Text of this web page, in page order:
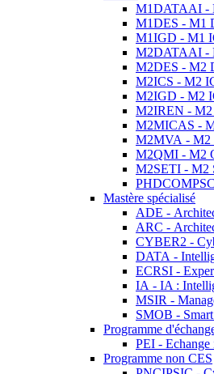
M1DATAAI -
M1DES - M1
M1IGD - M1
M2DATAAI -
M2DES - M2
M2ICS - M2
M2IGD - M2
M2IREN - M2
M2MICAS -
M2MVA - M2
M2QMI - M2
M2SETI - M2
Mastère spécialisé
ADE -
ARC -
CYBER2 -
DATA -
ECRSI -
IA - IA :
MSIR -
SMOB -
Programme
PEI -
Programme non CES